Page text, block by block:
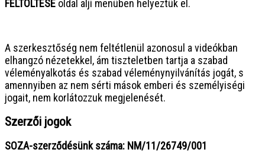
FELTÖLTÉSE oldal alji menüben helyeztük el.
A szerkesztőség nem feltétlenül azonosul a videókban
elhangzó nézetekkel, ám tiszteletben tartja a szabad
véleményalkotás és szabad véleménynyilvánítás jogát, s
amennyiben az nem sérti mások emberi és személyiségi
jogait, nem korlátozzuk megjelenését.
Szerzői jogok
SOZA-szerződésünk száma: NM/11/26749/001